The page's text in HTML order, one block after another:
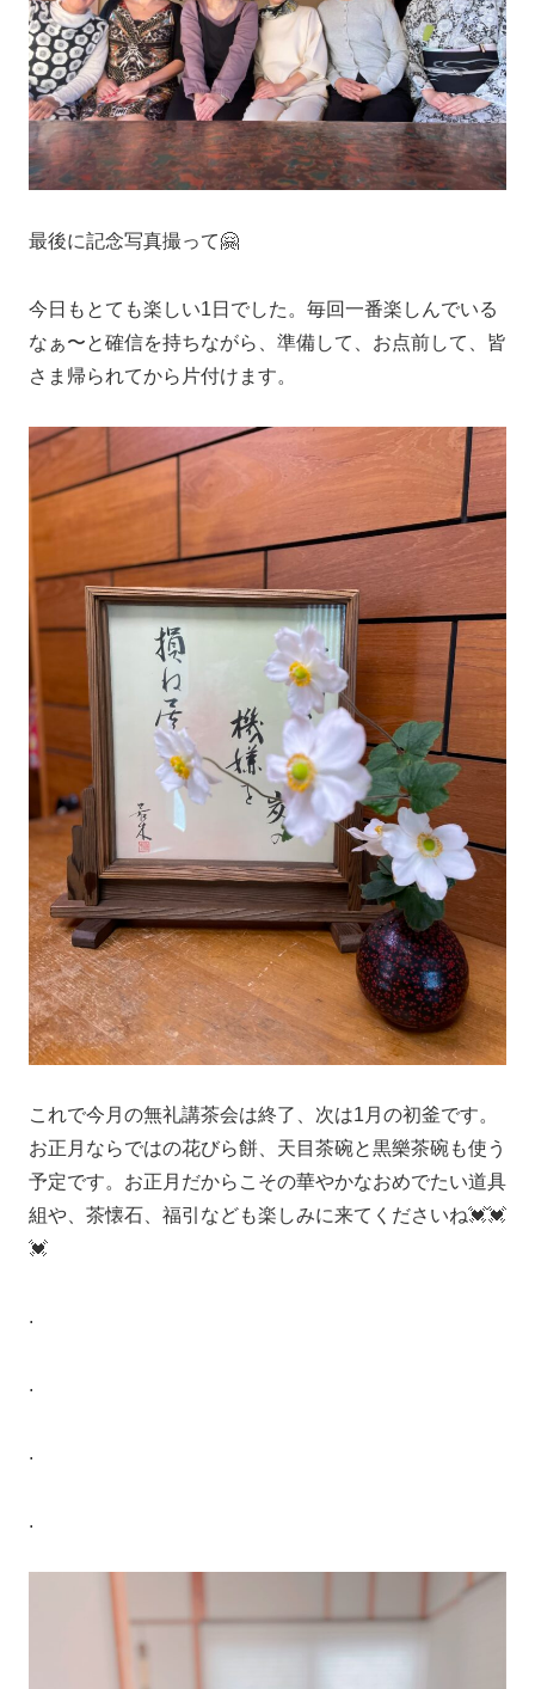
最後に記念写真撮って🤗
今日もとても楽しい1日でした。毎回一番楽しんでいる
なぁ〜と確信を持ちながら、準備して、お点前して、皆
さま帰られてから片付けます。
これで今月の無礼講茶会は終了、次は1月の初釜です。
お正月ならではの花びら餅、天目茶碗と黒樂茶碗も使う
予定です。お正月だからこその華やかなおめでたい道具
組や、茶懐石、福引なども楽しみに来てくださいね💓💓
💓
.
.
.
.